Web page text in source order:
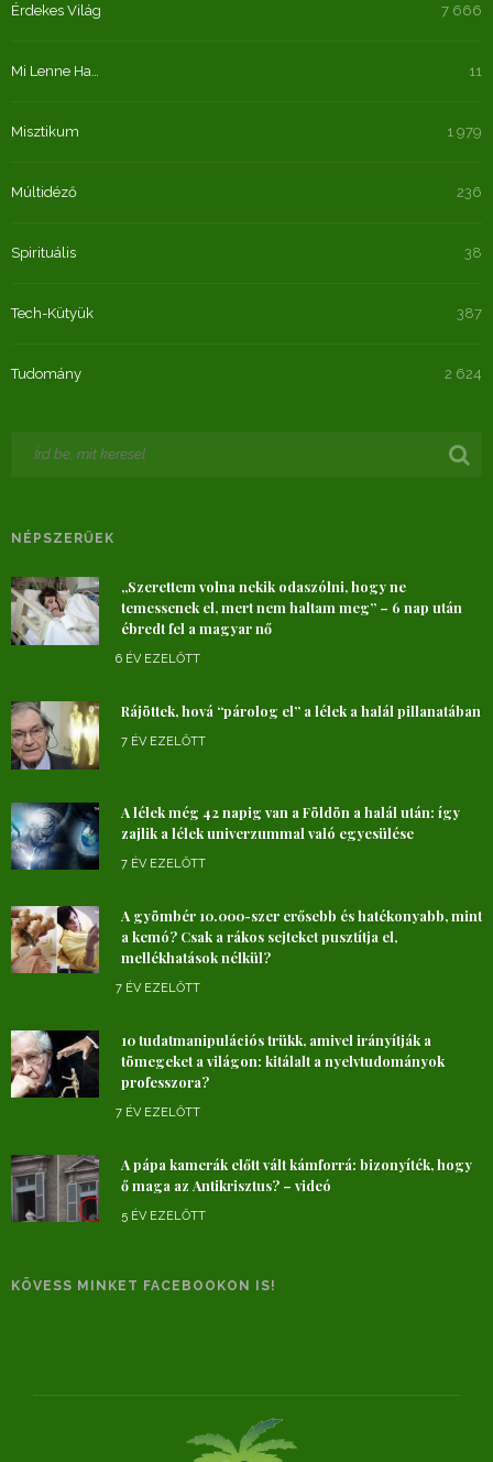
Érdekes Világ 7 666
Mi Lenne Ha… 11
Misztikum 1 979
Múltidéző 236
Spirituális 38
Tech-Kütyük 387
Tudomány 2 624
NÉPSZERŰEK
„Szerettem volna nekik odaszólni, hogy ne
temessenek el, mert nem haltam meg” – 6 nap után
ébredt fel a magyar nő
6 ÉV EZELŐTT
Rájöttek, hová “párolog el” a lélek a halál pillanatában
7 ÉV EZELŐTT
A lélek még 42 napig van a Földön a halál után: így
zajlik a lélek univerzummal való egyesülése
7 ÉV EZELŐTT
A gyömbér 10.000-szer erősebb és hatékonyabb, mint
a kemó? Csak a rákos sejteket pusztítja el,
mellékhatások nélkül?
7 ÉV EZELŐTT
10 tudatmanipulációs trükk, amivel irányítják a
tömegeket a világon: kitálalt a nyelvtudományok
professzora?
7 ÉV EZELŐTT
A pápa kamerák előtt vált kámforrá: bizonyíték, hogy
ő maga az Antikrisztus? – videó
5 ÉV EZELŐTT
KÖVESS MINKET FACEBOOKON IS!